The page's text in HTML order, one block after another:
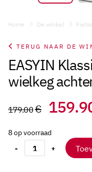
Home De winkel
TERUG NAAR DE
EASYIN
wielkeg
179.00€
was:
8 op voorraad
EASYIN
- +